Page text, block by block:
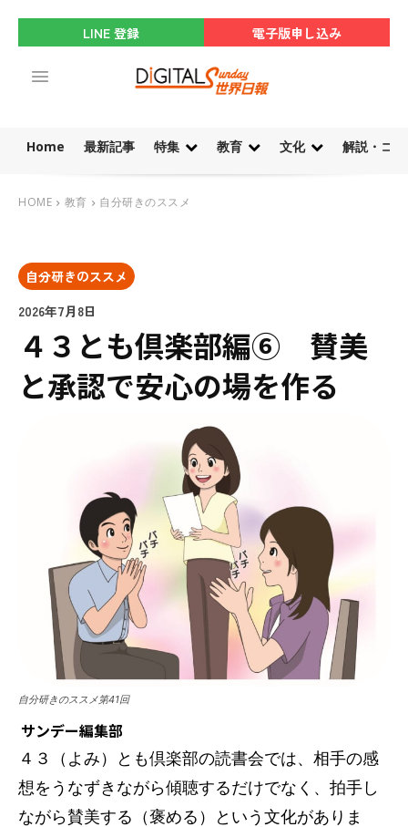
LINE 登録 電子版申し込み
Home 最新記事 特集 教育 文化 解説・コ
HOME 教育 自分研きのススメ
自分研きのススメ
2026年7月8日
４３とも倶楽部編⑥ 賛美
と承認で安心の場を作る
自分研きのススメ第41回
サンデー編集部
４３（よみ）とも倶楽部の読書会では、相手の感
想をうなずきながら傾聴するだけでなく、拍手し
ながら賛美する（褒める）という文化がありま